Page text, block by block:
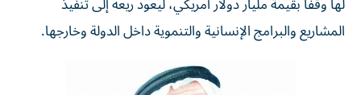
المشاريع والبرامج الإنسانية والتنموية داخل الدولة وخارجها.